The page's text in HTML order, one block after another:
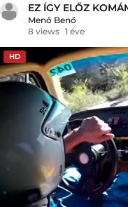
EZ ÍGY ELŐZ
Menő Benő
8 views 1 éve
HD